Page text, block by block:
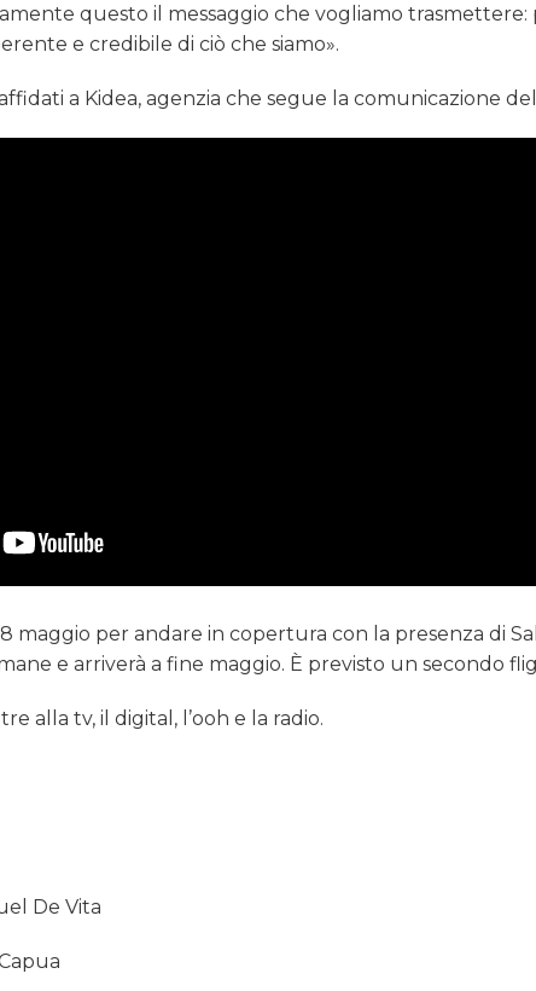
questo il messaggio che vogliamo trasmettere:
e credibile di ciò che siamo».
a Kidea, agenzia che segue la comunicazione
maggio per andare in copertura con la presenza di
e arriverà a fine maggio. È previsto un secondo
alla tv, il digital, l’ooh e la radio.
De Vita